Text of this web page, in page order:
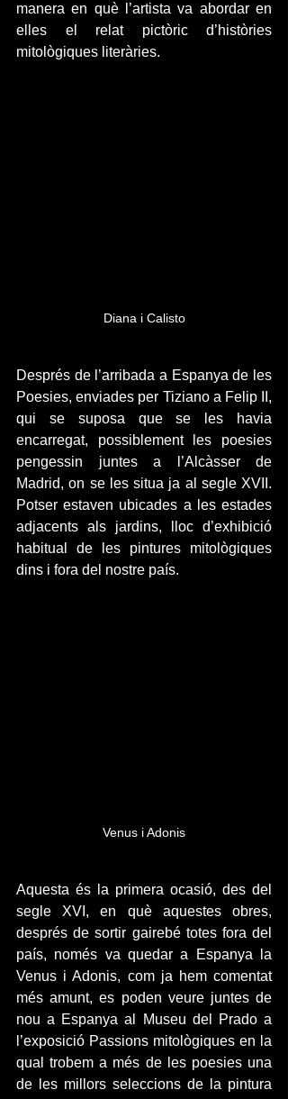
manera en què l’artista va abordar en
elles el relat pictòric d’històries
mitològiques literàries.
Diana i Calisto
Després de l’arribada a Espanya de les
Poesies, enviades per Tiziano a Felip II,
qui se suposa que se les havia
encarregat, possiblement les poesies
pengessin juntes a l’Alcàsser de
Madrid, on se les situa ja al segle XVII.
Potser estaven ubicades a les estades
adjacents als jardins, lloc d’exhibició
habitual de les pintures mitològiques
dins i fora del nostre país.
Venus i Adonis
Aquesta és la primera ocasió, des del
segle XVI, en què aquestes obres,
després de sortir gairebé totes fora del
país, només va quedar a Espanya la
Venus i Adonis, com ja hem comentat
més amunt, es poden veure juntes de
nou a Espanya al Museu del Prado a
l’exposició Passions mitològiques en la
qual trobem a més de les poesies una
de les millors seleccions de la pintura